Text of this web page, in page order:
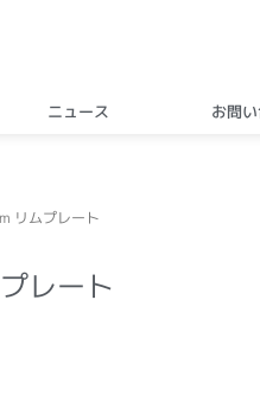
ニュース お問
リムプレート
レート